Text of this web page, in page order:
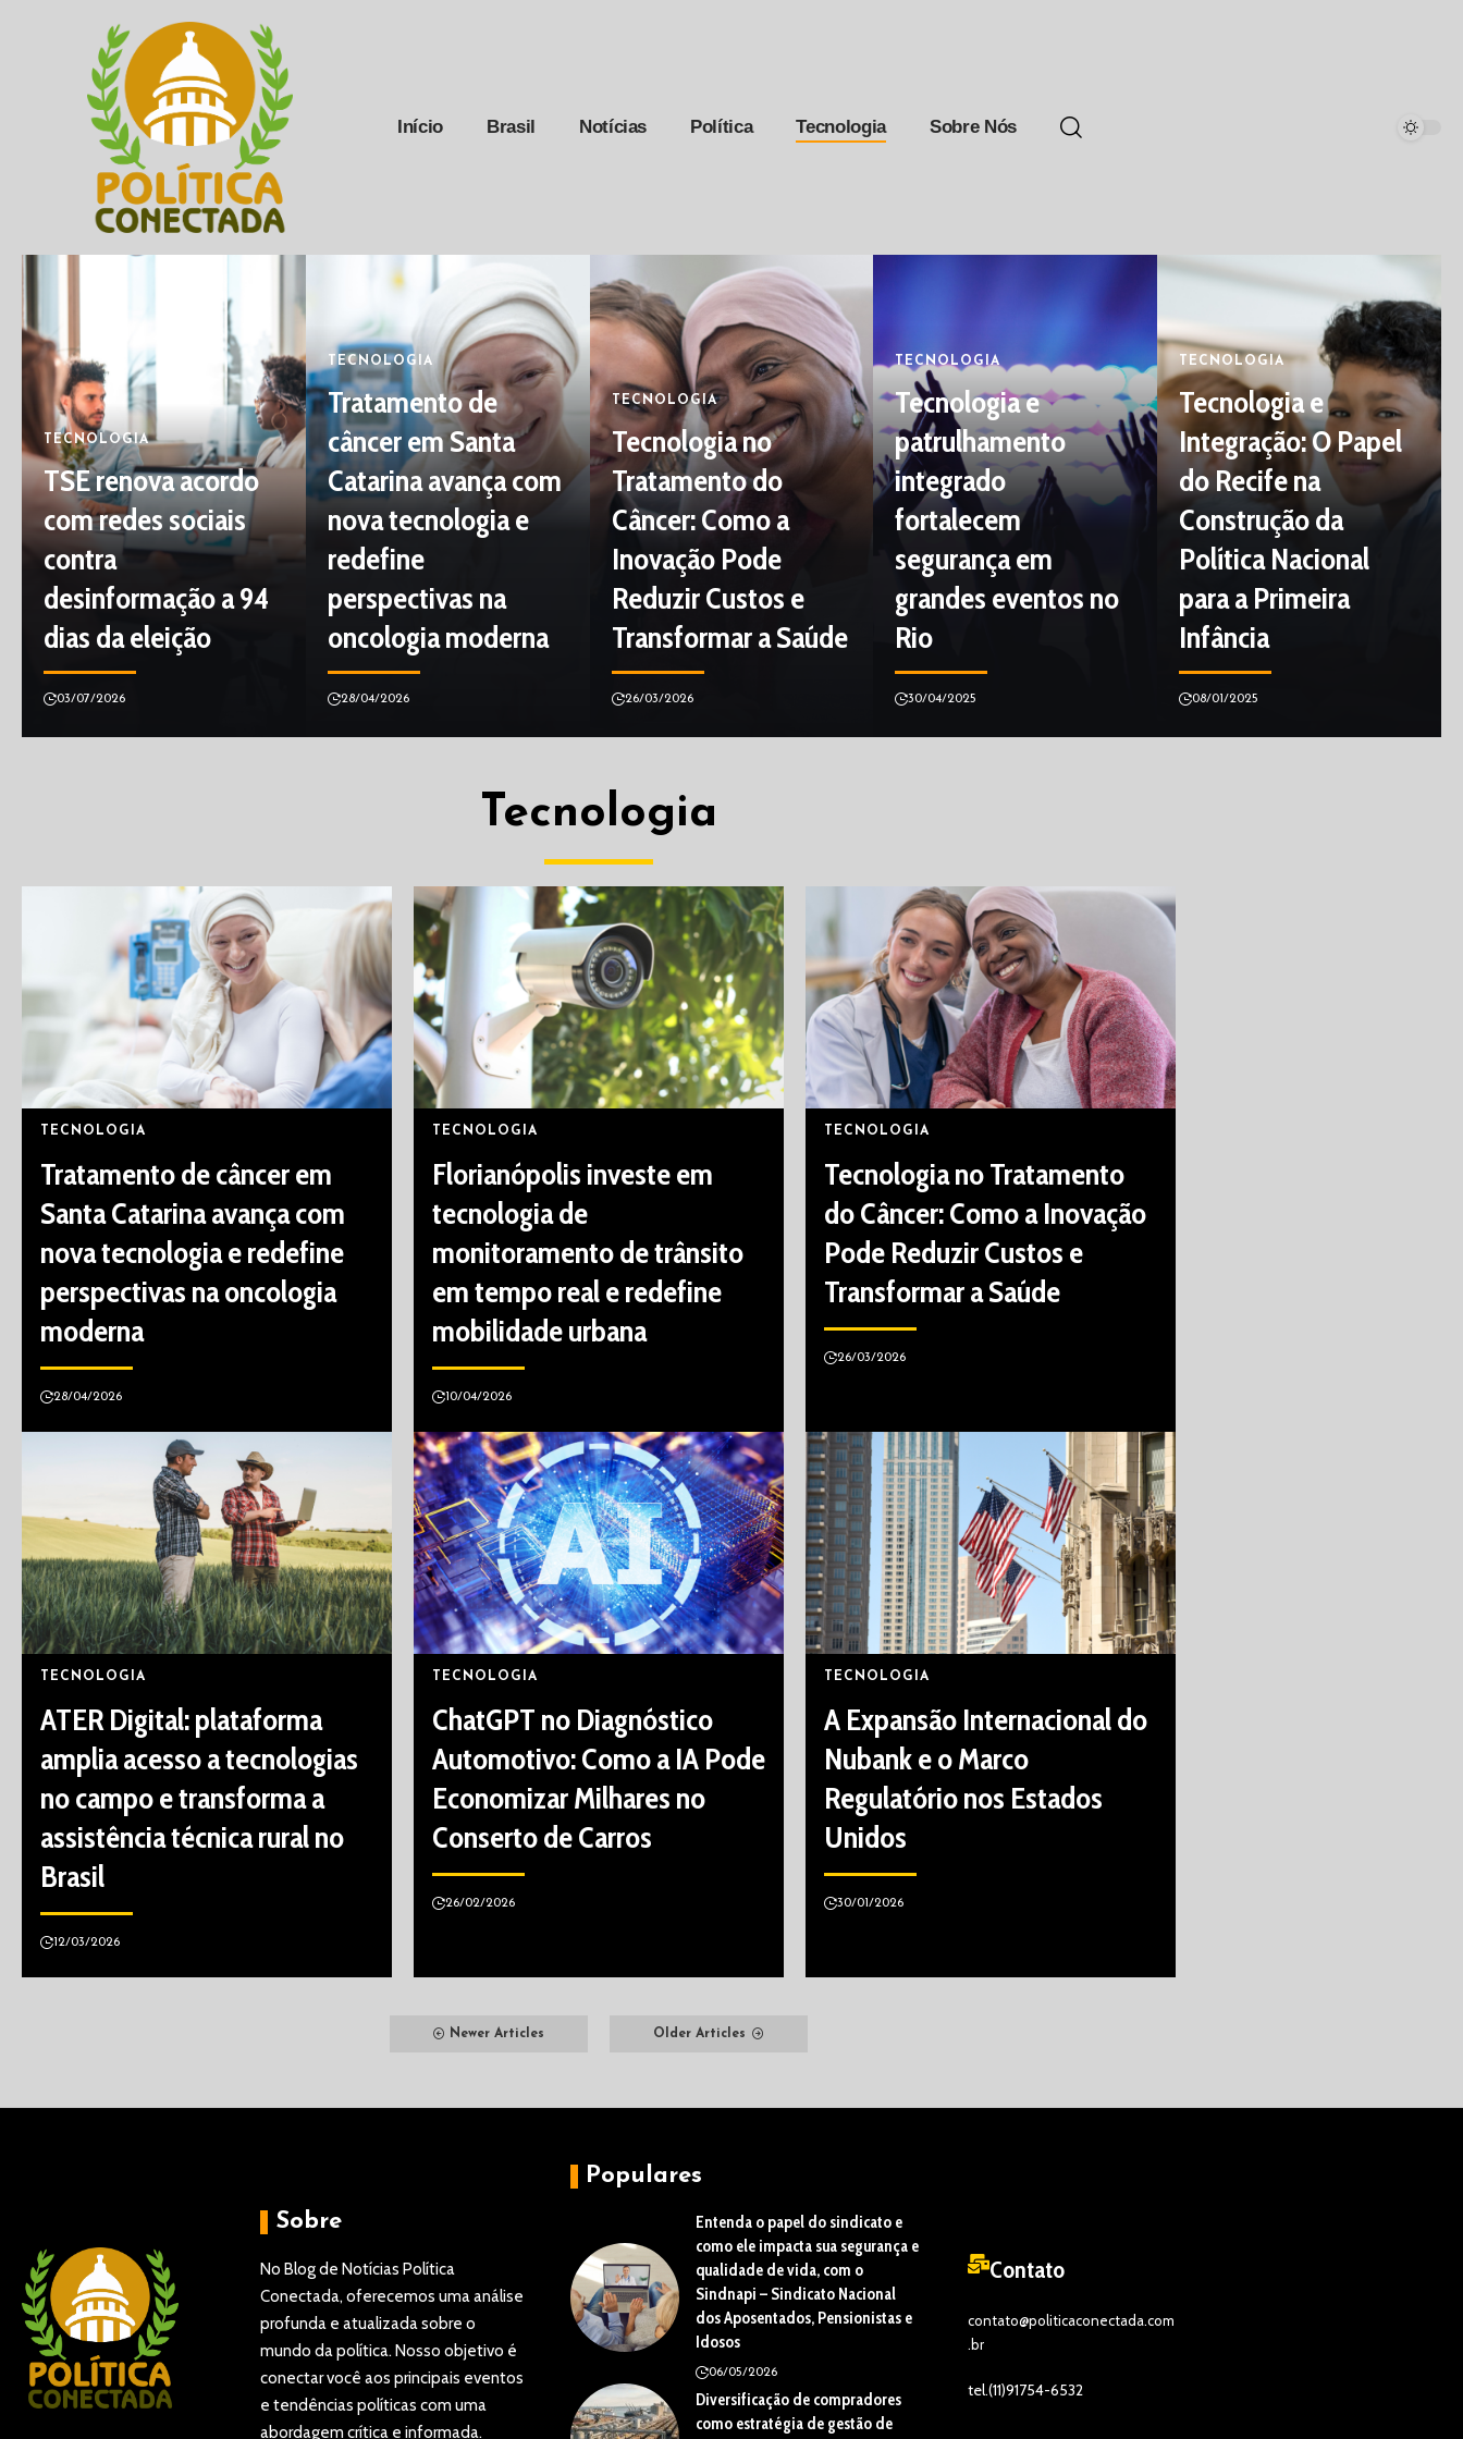
Início Brasil Notícias Política Tecnologia Sobre Nós
TECNOLOGIA
TSE renova acordo
com redes sociais
contra
desinformação a 94
dias da eleição
03/07/2026
TECNOLOGIA
Tratamento de
câncer em Santa
Catarina avança com
nova tecnologia e
redefine
perspectivas na
oncologia moderna
28/04/2026
TECNOLOGIA
Tecnologia no
Tratamento do
Câncer: Como a
Inovação Pode
Reduzir Custos e
Transformar a Saúde
26/03/2026
TECNOLOGIA
Tecnologia e
patrulhamento
integrado
fortalecem
segurança em
grandes eventos no
Rio
30/04/2025
TECNOLOGIA
Tecnologia e
Integração: O Papel
do Recife na
Construção da
Política Nacional
para a Primeira
Infância
08/01/2025
Tecnologia
TECNOLOGIA
Tratamento de câncer em
Santa Catarina avança com
nova tecnologia e redefine
perspectivas na oncologia
moderna
28/04/2026
TECNOLOGIA
Florianópolis investe em
tecnologia de
monitoramento de trânsito
em tempo real e redefine
mobilidade urbana
10/04/2026
TECNOLOGIA
Tecnologia no Tratamento
do Câncer: Como a Inovação
Pode Reduzir Custos e
Transformar a Saúde
26/03/2026
TECNOLOGIA
ATER Digital: plataforma
amplia acesso a tecnologias
no campo e transforma a
assistência técnica rural no
Brasil
12/03/2026
TECNOLOGIA
ChatGPT no Diagnóstico
Automotivo: Como a IA Pode
Economizar Milhares no
Conserto de Carros
26/02/2026
TECNOLOGIA
A Expansão Internacional do
Nubank e o Marco
Regulatório nos Estados
Unidos
30/01/2026
Newer Articles Older Articles
Sobre
No Blog de Notícias Política
Conectada, oferecemos uma análise
profunda e atualizada sobre o
mundo da política. Nosso objetivo é
conectar você aos principais eventos
e tendências políticas com uma
abordagem crítica e informada.
Populares
Entenda o papel do sindicato e
como ele impacta sua segurança e
qualidade de vida, com o
Sindnapi – Sindicato Nacional
dos Aposentados, Pensionistas e
Idosos
06/05/2026
Diversificação de compradores
como estratégia de gestão de
Contato
contato@politicaconectada.com
.br
tel.(11)91754-6532